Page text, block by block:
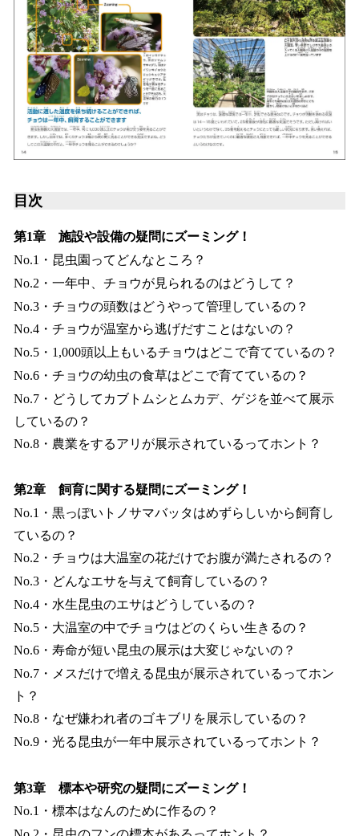
目次
第1章 施設や設備の疑問にズーミング！
No.1・昆虫園ってどんなところ？
No.2・一年中、チョウが見られるのはどうして？
No.3・チョウの頭数はどうやって管理しているの？
No.4・チョウが温室から逃げだすことはないの？
No.5・1,000頭以上もいるチョウはどこで育てているの？
No.6・チョウの幼虫の食草はどこで育てているの？
No.7・どうしてカブトムシとムカデ、ゲジを並べて展示
しているの？
No.8・農業をするアリが展示されているってホント？
第2章 飼育に関する疑問にズーミング！
No.1・黒っぽいトノサマバッタはめずらしいから飼育し
ているの？
No.2・チョウは大温室の花だけでお腹が満たされるの？
No.3・どんなエサを与えて飼育しているの？
No.4・水生昆虫のエサはどうしているの？
No.5・大温室の中でチョウはどのくらい生きるの？
No.6・寿命が短い昆虫の展示は大変じゃないの？
No.7・メスだけで増える昆虫が展示されているってホン
ト？
No.8・なぜ嫌われ者のゴキブリを展示しているの？
No.9・光る昆虫が一年中展示されているってホント？
第3章 標本や研究の疑問にズーミング！
No.1・標本はなんのために作るの？